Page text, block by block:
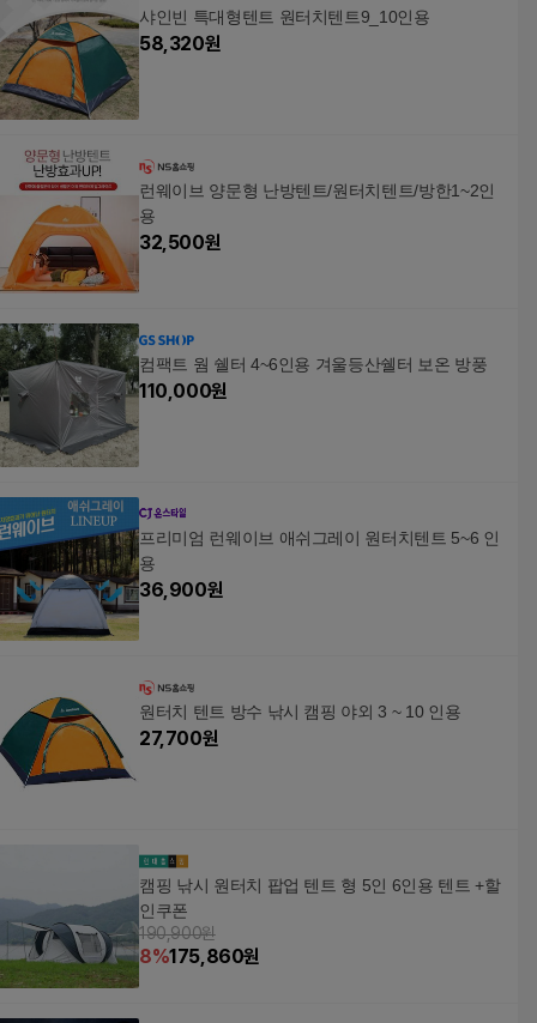
샤인빈 특대형텐트 원터치텐트9_10인용
58,320원
런웨이브 양문형 난방텐트/원터치텐트/방한1~2인
용
32,500원
컴팩트 웜 쉘터 4~6인용 겨울등산쉘터 보온 방풍
110,000원
프리미엄 런웨이브 애쉬그레이 원터치텐트 5~6 인
용
36,900원
원터치 텐트 방수 낚시 캠핑 야외 3 ~ 10 인용
27,700원
캠핑 낚시 원터치 팝업 텐트 형 5인 6인용 텐트 +할
인쿠폰
190,900원
8%175,860원